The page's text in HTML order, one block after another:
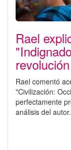
Rael
Rael comentó
"Civilización:
perfectamente
análisis del autor.